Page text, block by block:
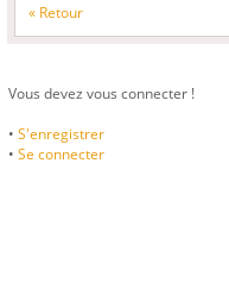
« Retour
Vous devez vous connecter !
• S'enregistrer
• Se connecter